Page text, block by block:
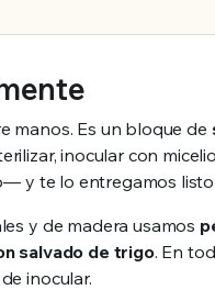
manos. Es un bloque de
inocular con
y te lo entregamos
y de madera usamos
salvado de trigo. En
inocular.